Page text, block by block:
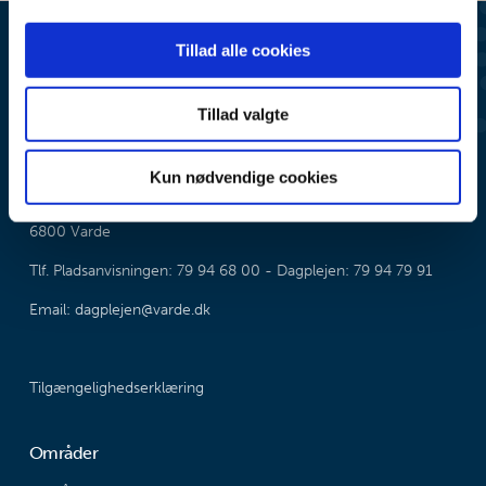
de har indsamlet fra din brug af deres tjenester.
Tillad alle cookies
Tillad valgte
Kun nødvendige cookies
Dagpleje
6800 Varde
Tlf. Pladsanvisningen: 79 94 68 00 - Dagplejen: 79 94 79 91
Email: dagplejen@varde.dk
Tilgængelighedserklæring
Områder